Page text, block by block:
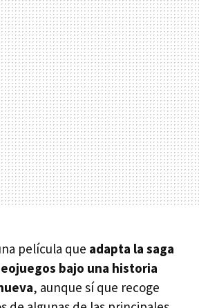
película que adapta la saga
bajo una historia
, aunque sí que recoge